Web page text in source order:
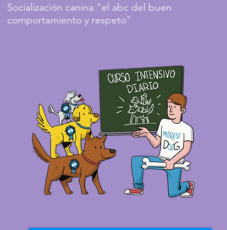
Socialización canina "el abc del buen
comportamiento y respeto"